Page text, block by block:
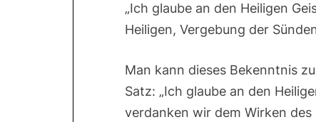
„Ich glaube an den Heiligen
Heiligen, Vergebung der
Man kann dieses Bekenntnis
Satz: „Ich glaube an den
verdanken wir dem Wirken